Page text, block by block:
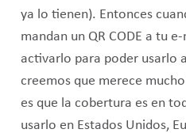
ya lo tienen). Entonces
mandan un QR CODE a tu
activarlo para poder usarlo
creemos que merece
es que la cobertura es en
usarlo en Estados Unidos,